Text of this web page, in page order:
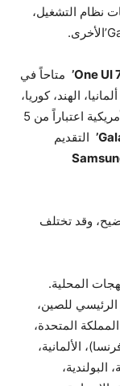
نظام التشغيل،
One UI
متاحاً في
الهند، كوريا،
بولندا، المملكة المتحدة، والولايات المتحدة الأمريكية اعتباراً من 5
التقديم
وقد تختلف
ذلك اللهجات المحلية.
الرئيسي للصين،
المملكة المتحدة،
الألمانية،
البولندية،